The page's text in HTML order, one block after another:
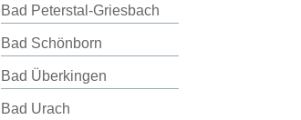
Bad Peterstal-Griesbach
Bad Schönborn
Bad Überkingen
Bad Urach